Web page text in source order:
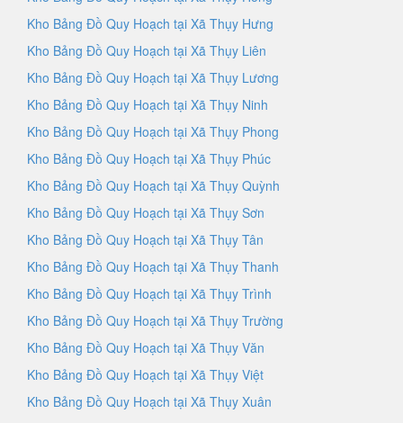
Kho Bảng Đồ Quy Hoạch tại Xã Thụy Hưng
Kho Bảng Đồ Quy Hoạch tại Xã Thụy Liên
Kho Bảng Đồ Quy Hoạch tại Xã Thụy Lương
Kho Bảng Đồ Quy Hoạch tại Xã Thụy Ninh
Kho Bảng Đồ Quy Hoạch tại Xã Thụy Phong
Kho Bảng Đồ Quy Hoạch tại Xã Thụy Phúc
Kho Bảng Đồ Quy Hoạch tại Xã Thụy Quỳnh
Kho Bảng Đồ Quy Hoạch tại Xã Thụy Sơn
Kho Bảng Đồ Quy Hoạch tại Xã Thụy Tân
Kho Bảng Đồ Quy Hoạch tại Xã Thụy Thanh
Kho Bảng Đồ Quy Hoạch tại Xã Thụy Trình
Kho Bảng Đồ Quy Hoạch tại Xã Thụy Trường
Kho Bảng Đồ Quy Hoạch tại Xã Thụy Văn
Kho Bảng Đồ Quy Hoạch tại Xã Thụy Việt
Kho Bảng Đồ Quy Hoạch tại Xã Thụy Xuân